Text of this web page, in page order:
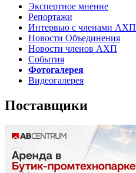
Экспертное мнение
Репортажи
Интервью с членами АХП
Новости Объединения
Новости членов АХП
События
Фотогалерея
Видеогалерея
Поставщики